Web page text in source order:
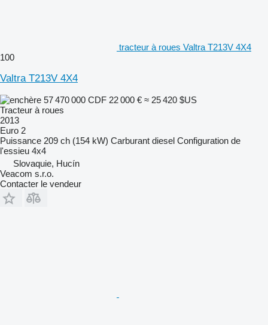
tracteur à roues Valtra T213V 4X4
100
Valtra T213V 4X4
57 470 000 CDF 22 000 € ≈ 25 420 $US
Tracteur à roues
2013
Euro 2
Puissance 209 ch (154 kW) Carburant diesel Configuration de
l'essieu 4x4
Slovaquie, Hucín
Veacom s.r.o.
Contacter le vendeur